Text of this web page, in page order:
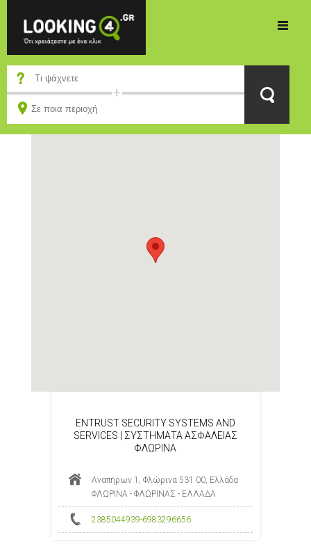
ENTRUST SECURITY SYSTEMS AND
SERVICES | ΣΥΣΤΗΜΑΤΑ ΑΣΦΑΛΕΙΑΣ
ΦΛΩΡΙΝΑ
Αναπήρων 1, Φλώρινα 531 00, Ελλάδα
ΦΛΩΡΙΝΑ - ΦΛΩΡΙΝΑΣ - ΕΛΛΑΔΑ
2385044939-6983296656